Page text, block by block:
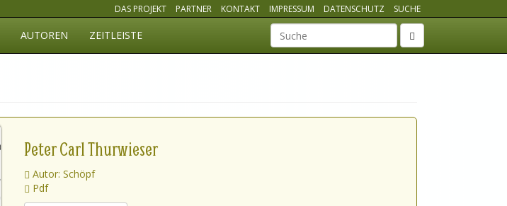
DAS PROJEKT PARTNER KONTAKT IMPRESSUM DATENSCHUTZ SUCHE
AUTOREN ZEITLEISTE Suchbegriff
Peter Carl Thurwieser
Autor: Schöpf
Pdf